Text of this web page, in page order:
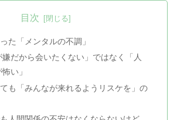
目次
た「メンタルの不調」
嫌だから会いたくない」ではなく「人
い」
も「みんなが来れるようリスケを」の